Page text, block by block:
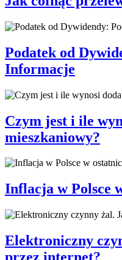
Podatek od
Informacje
Czym jest i ile
mieszkaniowy?
Inflacja w Polsce
Elektroniczny